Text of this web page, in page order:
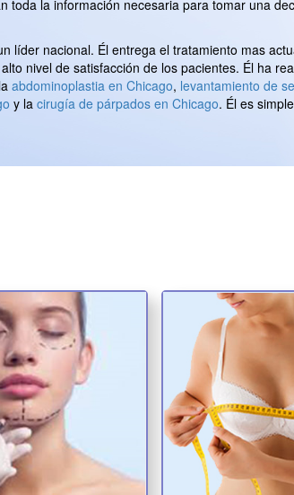
la información necesaria para tomar una
líder nacional. Él entrega el tratamiento mas
nivel de satisfacción de los pacientes. Él ha
abdominoplastia en Chicago, levantamiento de
y la cirugía de párpados en Chicago. Él es